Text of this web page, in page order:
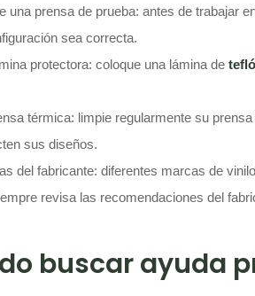
una prensa de prueba: antes de trabajar
sea correcta.
protectora: coloque una lámina de
térmica: limpie regularmente su
sus diseños.
del fabricante: diferentes marcas de
revisa las recomendaciones del
buscar ayuda